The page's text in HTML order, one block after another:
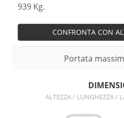
939 Kg.
CONFRONTA CON
Portata
ALTEZZA / LUNGHEZZA /